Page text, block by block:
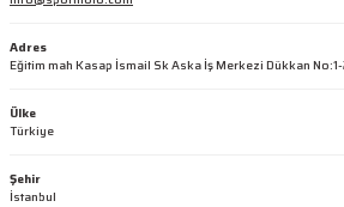
Adres
Eğitim mah Kasap İsmail Sk Aska İş Merkezi Dükkan
Ülke
Türkiye
Şehir
İstanbul